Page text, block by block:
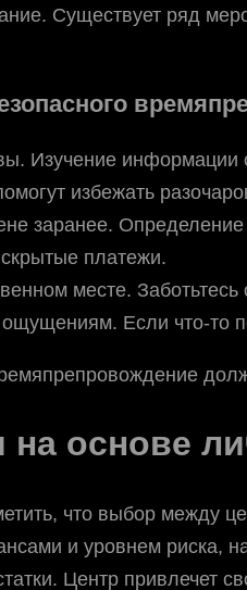
Существует ряд
Изучение
избежать
заранее.
платежи.
месте.
Если что-то
на основе
что выбор между
и уровнем риска,
Центр привлечет